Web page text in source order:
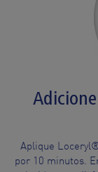
Aplique
por 10 minutos.